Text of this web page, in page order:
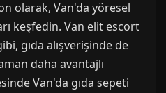
olarak, Van'da yöresel
keşfedin. Van elit escort
gıda alışverişinde de
daha avantajlı
Van'da gıda sepeti